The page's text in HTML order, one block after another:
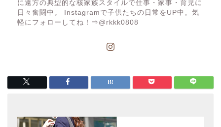
に遠方の典型的な核家族スタイルで仕事・家事・育児に
日々奮闘中。 Instagramで子供たちの日常をUP中。気
軽にフォローしてね！⇒@rkkk0808